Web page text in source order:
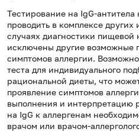
Тестирование на IgG-
проводить в комплексе
случаях диагностики пищевой
исключены другие возможные
симптомов аллергии.
теста для индивидуального
рациональной диеты, что
проявление симптомов
выполнения и интерпретацию
на IgG к аллергенам
врачом или врачом-